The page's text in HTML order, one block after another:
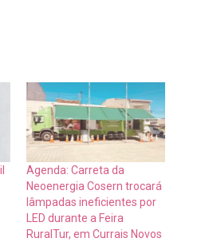
Agenda: Carreta da
Neoenergia Cosern trocará
lâmpadas ineficientes por
LED durante a Feira
RuralTur, em Currais Novos